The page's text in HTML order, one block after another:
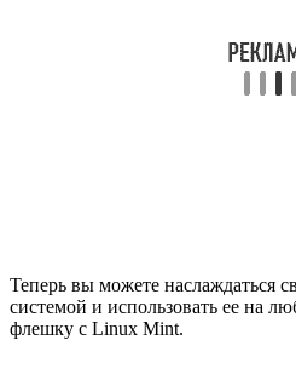
Теперь вы можете наслаждаться
системой и использовать ее на
флешку с Linux Mint.